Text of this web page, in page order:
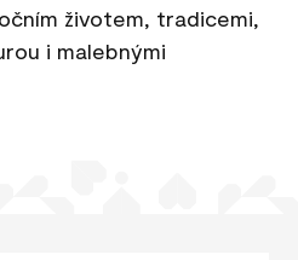
životem, tradicemi,
i malebnými